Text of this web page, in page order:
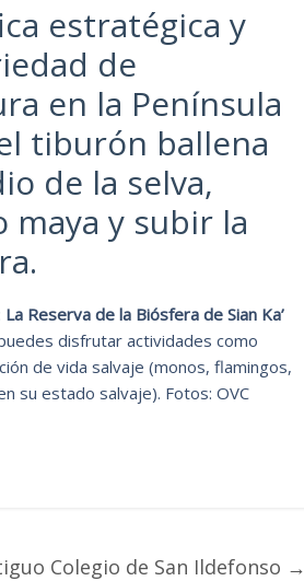
estratégica y
de
en la Península
tiburón ballena
de la selva,
y subir la
La Reserva de la Biósfera de Sian Ka’
disfrutar actividades como
de vida salvaje (monos, flamingos,
su estado salvaje). Fotos: OVC
Colegio de San Ildefonso →